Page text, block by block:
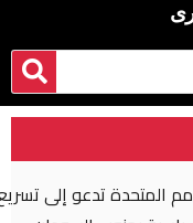
العملية